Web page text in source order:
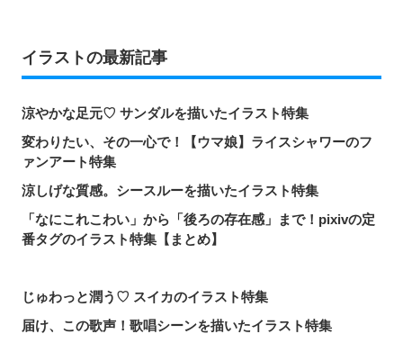
イラストの最新記事
涼やかな足元♡ サンダルを描いたイラスト特集
変わりたい、その一心で！【ウマ娘】ライスシャワーのフ
ァンアート特集
涼しげな質感。シースルーを描いたイラスト特集
「なにこれこわい」から「後ろの存在感」まで！pixivの定
番タグのイラスト特集【まとめ】
じゅわっと潤う♡ スイカのイラスト特集
届け、この歌声！歌唱シーンを描いたイラスト特集